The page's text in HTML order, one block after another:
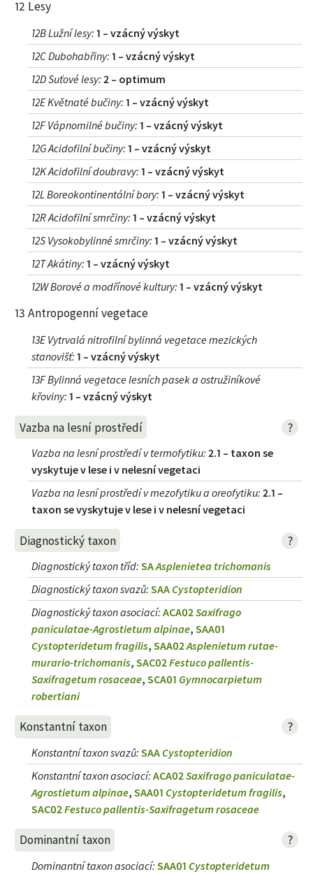
12 Lesy
12B Lužní lesy: 1 – vzácný výskyt
12C Dubohabřiny: 1 – vzácný výskyt
12D Suťové lesy: 2 – optimum
12E Květnaté bučiny: 1 – vzácný výskyt
12F Vápnomilné bučiny: 1 – vzácný výskyt
12G Acidofilní bučiny: 1 – vzácný výskyt
12K Acidofilní doubravy: 1 – vzácný výskyt
12L Boreokontinentální bory: 1 – vzácný výskyt
12R Acidofilní smrčiny: 1 – vzácný výskyt
12S Vysokobylinné smrčiny: 1 – vzácný výskyt
12T Akátiny: 1 – vzácný výskyt
12W Borové a modřínové kultury: 1 – vzácný výskyt
13 Antropogenní vegetace
13E Vytrvalá nitrofilní bylinná vegetace mezických
stanovišť: 1 – vzácný výskyt
13F Bylinná vegetace lesních pasek a ostružiníkové
křoviny: 1 – vzácný výskyt
Vazba na lesní prostředí ?
Vazba na lesní prostředí v termofytiku: 2.1 – taxon se
vyskytuje v lese i v nelesní vegetaci
Vazba na lesní prostředí v mezofytiku a oreofytiku: 2.1 –
taxon se vyskytuje v lese i v nelesní vegetaci
Diagnostický taxon ?
Diagnostický taxon tříd: SAAsplenietea trichomanis
Diagnostický taxon svazů: SAA Cystopteridion
Diagnostický taxon asociací: ACA02Saxifrago
paniculatae-Agrostietum alpinae,SAA01
Cystopteridetum fragilis,SAA02Asplenietum rutae-
murario-trichomanis,SAC02Festuco pallentis-
Saxifragetum rosaceae,SCA01 Gymnocarpietum
robertiani
Konstantní taxon ?
Konstantní taxon svazů: SAA Cystopteridion
Konstantní taxon asociací: ACA02Saxifrago paniculatae-
Agrostietum alpinae,SAA01 Cystopteridetum fragilis,
SAC02Festuco pallentis-Saxifragetum rosaceae
Dominantní taxon ?
Dominantní taxon asociací: SAA01 Cystopteridetum